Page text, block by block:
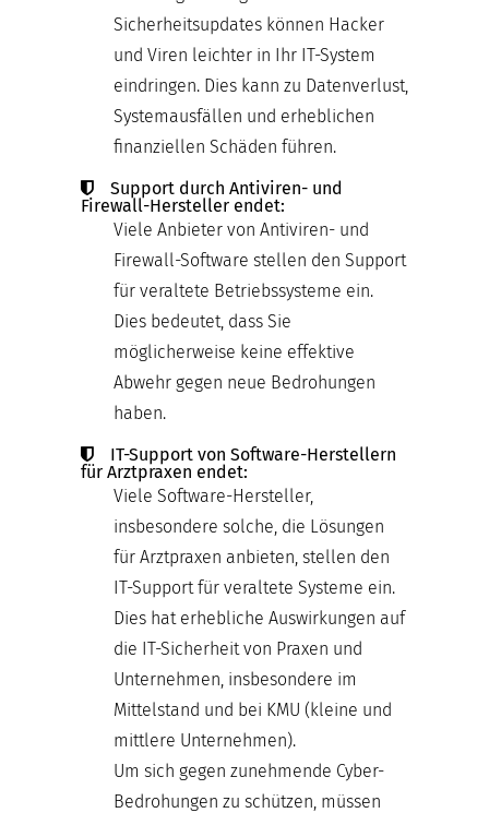
Sicherheitsupdates können Hacker
und Viren leichter in Ihr IT-System
eindringen. Dies kann zu Datenverlust,
Systemausfällen und erheblichen
finanziellen Schäden führen.
Support durch Antiviren- und
Firewall-Hersteller endet:
Viele Anbieter von Antiviren- und
Firewall-Software stellen den Support
für veraltete Betriebssysteme ein.
Dies bedeutet, dass Sie
möglicherweise keine effektive
Abwehr gegen neue Bedrohungen
haben.
IT-Support von Software-Herstellern
für Arztpraxen endet:
Viele Software-Hersteller,
insbesondere solche, die Lösungen
für Arztpraxen anbieten, stellen den
IT-Support für veraltete Systeme ein.
Dies hat erhebliche Auswirkungen auf
die IT-Sicherheit von Praxen und
Unternehmen, insbesondere im
Mittelstand und bei KMU (kleine und
mittlere Unternehmen).
Um sich gegen zunehmende Cyber-
Bedrohungen zu schützen, müssen